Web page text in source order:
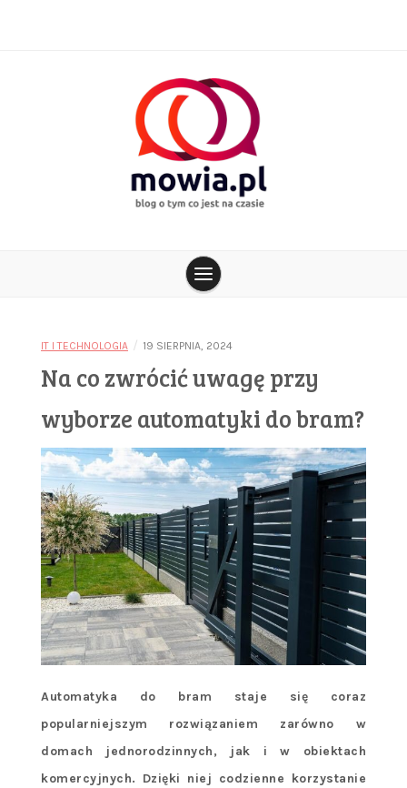
mowia.pl
IT I TECHNOLOGIA / 19 SIERPNIA, 2024
Na co zwrócić uwagę przy
wyborze automatyki do bram?
Automatyka do bram staje się coraz
popularniejszym rozwiązaniem zarówno w
domach jednorodzinnych, jak i w obiektach
komercyjnych. Dzięki niej codzienne korzystanie